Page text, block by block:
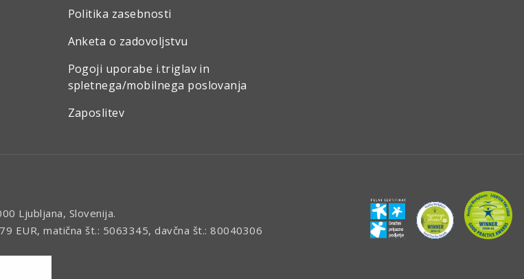
Politika zasebnosti
Anketa o zadovoljstvu
Pogoji uporabe i.triglav in
spletnega/mobilnega poslovanja
Zaposlitev
Ljubljana, Slovenija.
EUR, matična št.: 5063345, davčna št.: 80040306